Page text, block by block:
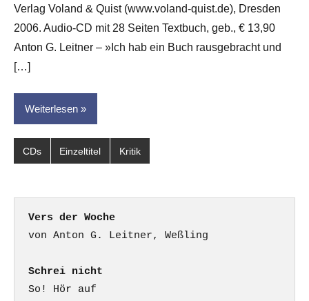
Leitner
Verlag Voland & Quist (www.voland-quist.de), Dresden
2006. Audio-CD mit 28 Seiten Textbuch, geb., € 13,90
Anton G. Leitner – »Ich hab ein Buch rausgebracht und
[…]
Weiterlesen
CDs Einzeltitel Kritik
Vers der Woche
Schrei nicht
So! Hör auf